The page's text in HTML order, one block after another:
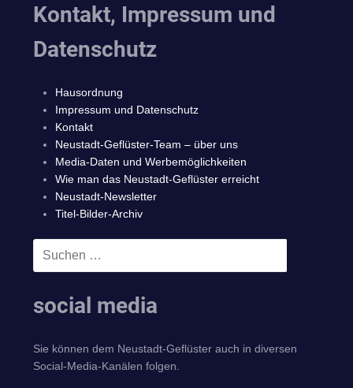
Kontakt, Impressum und
Datenschutz
Hausordnung
Impressum und Datenschutz
Kontakt
Neustadt-Geflüster-Team – über uns
Media-Daten und Werbemöglichkeiten
Wie man das Neustadt-Geflüster erreicht
Neustadt-Newsletter
Titel-Bilder-Archiv
Suchen
social media
Sie können dem Neustadt-Geflüster auch in diversen
Social-Media-Kanälen folgen.